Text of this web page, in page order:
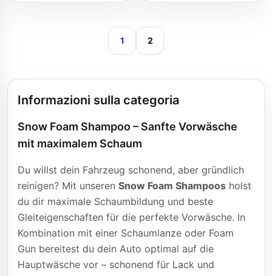
1 2
Informazioni sulla categoria
Snow Foam Shampoo – Sanfte Vorwäsche
mit maximalem Schaum
Du willst dein Fahrzeug schonend, aber gründlich
reinigen? Mit unseren Snow Foam Shampoos holst
du dir maximale Schaumbildung und beste
Gleiteigenschaften für die perfekte Vorwäsche. In
Kombination mit einer Schaumlanze oder Foam
Gun bereitest du dein Auto optimal auf die
Hauptwäsche vor – schonend für Lack und